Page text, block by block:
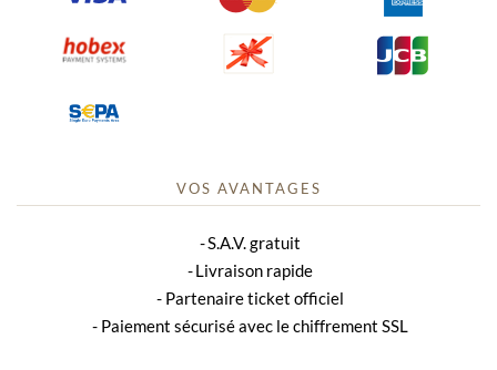
VOS AVANTAGES
S.A.V. gratuit
Livraison rapide
Partenaire ticket officiel
Paiement sécurisé avec le chiffrement SSL